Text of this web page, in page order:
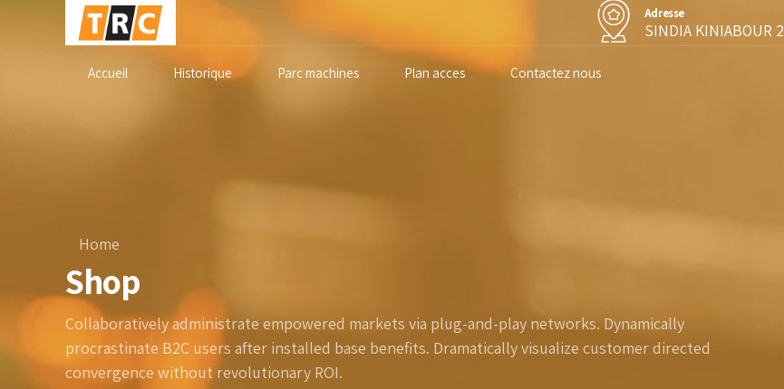
Adresse
SINDIA KINIABOUR 2
Accueil Historique Parc machines Plan acces Contactez nous
Home
Shop
Collaboratively administrate empowered markets via plug-and-play networks. Dynamically
procrastinate B2C users after installed base benefits. Dramatically visualize customer directed
convergence without revolutionary ROI.